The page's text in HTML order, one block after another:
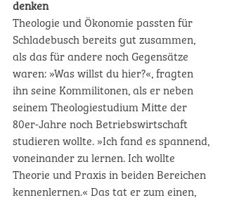
denken
Theologie und Ökonomie passten für
Schladebusch bereits gut zusammen,
als das für andere noch Gegensätze
waren: »Was willst du hier?«, fragten
ihn seine Kommilitonen, als er neben
seinem Theologiestudium Mitte der
80er-Jahre noch Betriebswirtschaft
studieren wollte. »Ich fand es spannend,
voneinander zu lernen. Ich wollte
Theorie und Praxis in beiden Bereichen
kennenlernen.« Das tat er zum einen,